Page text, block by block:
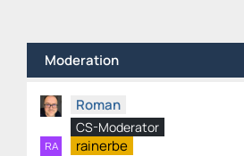
Moderation
Roman
CS-Moderator
rainerbe